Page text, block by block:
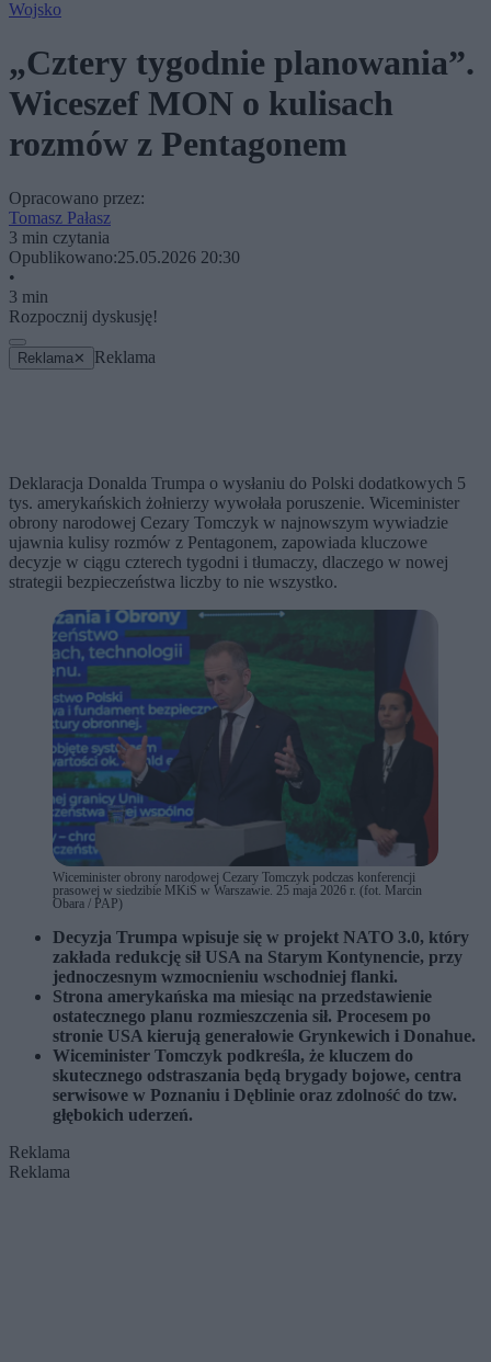
Wojsko
„Cztery tygodnie planowania”.
Wiceszef MON o kulisach
rozmów z Pentagonem
Opracowano przez:
Tomasz Pałasz
3 min czytania
Opublikowano:25.05.2026 20:30
•
3 min
Rozpocznij dyskusję!
Reklama ✕ Reklama
Deklaracja Donalda Trumpa o wysłaniu do Polski dodatkowych 5
tys. amerykańskich żołnierzy wywołała poruszenie. Wiceminister
obrony narodowej Cezary Tomczyk w najnowszym wywiadzie
ujawnia kulisy rozmów z Pentagonem, zapowiada kluczowe
decyzje w ciągu czterech tygodni i tłumaczy, dlaczego w nowej
strategii bezpieczeństwa liczby to nie wszystko.
Wiceminister obrony narodowej Cezary Tomczyk podczas konferencji
prasowej w siedzibie MKiŚ w Warszawie. 25 maja 2026 r. (fot. Marcin
Obara / PAP)
Decyzja Trumpa wpisuje się w projekt NATO 3.0, który
zakłada redukcję sił USA na Starym Kontynencie, przy
jednoczesnym wzmocnieniu wschodniej flanki.
Strona amerykańska ma miesiąc na przedstawienie
ostatecznego planu rozmieszczenia sił. Procesem po
stronie USA kierują generałowie Grynkewich i Donahue.
Wiceminister Tomczyk podkreśla, że kluczem do
skutecznego odstraszania będą brygady bojowe, centra
serwisowe w Poznaniu i Dęblinie oraz zdolność do tzw.
głębokich uderzeń.
Reklama
Reklama